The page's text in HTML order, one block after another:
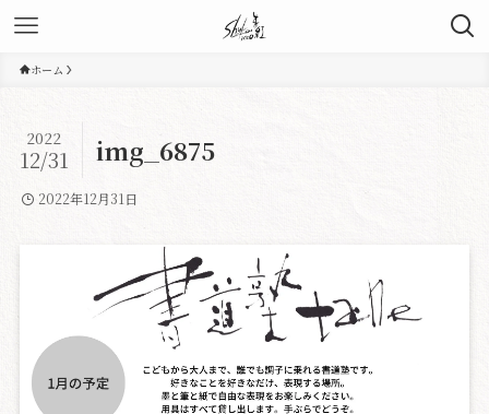
ホーム
img_6875
2022
12/31
2022年12月31日